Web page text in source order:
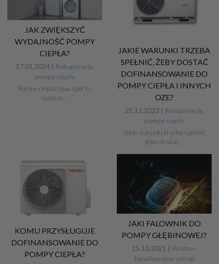
JAK ZWIĘKSZYĆ
WYDAJNOŚĆ POMPY
CIEPŁA?
17.01.2024 | Rekuperacja,
pompy ciepła
Pompy ciepła typu split to
system…
JAKIE WARUNKI TRZEBA
SPEŁNIĆ, ŻEBY DOSTAĆ
DOFINANSOWANIE DO
POMPY CIEPŁA I INNYCH
OZE?
21.12.2023 | Rekuperacja,
pompy ciepła
Jakie warunki trzeba spełnić,
żeby dostać…
KOMU PRZYSŁUGUJE
DOFINANSOWANIE DO
POMPY CIEPŁA?
JAKI FALOWNIK DO
POMPY GŁĘBINOWEJ?
15.10.2021 | Wodno-
kanalizacyjne usługi